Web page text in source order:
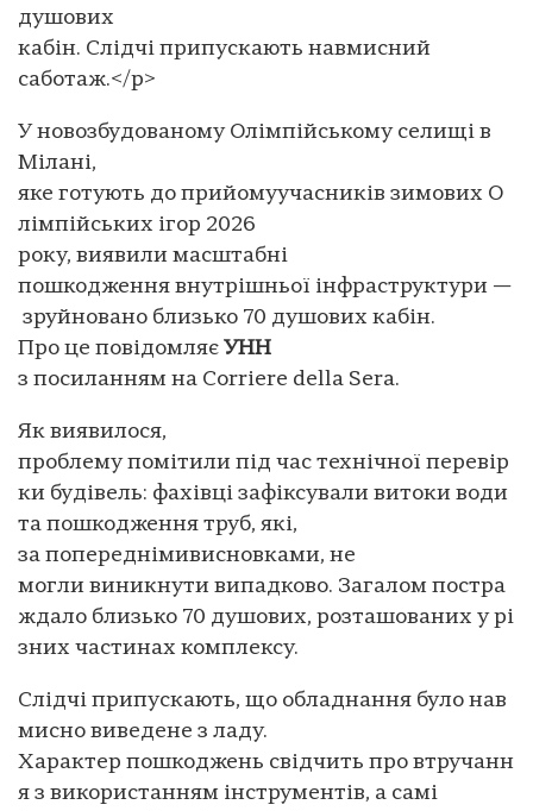
душових
кабін. Слідчі припускають навмисний
саботаж.</p>
У новозбудованому Олімпійському селищі в
Мілані,
яке готують до прийомуучасників зимових О
лімпійських ігор 2026
року, виявили масштабні
пошкодження внутрішньої інфраструктури —
зруйновано близько 70 душових кабін.
Про це повідомляє УНН
з посиланням на Corriere della Sera.
Як виявилося,
проблему помітили під час технічної перевір
ки будівель: фахівці зафіксували витоки води
та пошкодження труб, які,
за попереднімивисновками, не
могли виникнути випадково. Загалом постра
ждало близько 70 душових, розташованих у рі
зних частинах комплексу.
Слідчі припускають, що обладнання було нав
мисно виведене з ладу.
Характер пошкоджень свідчить про втручанн
я з використанням інструментів, а самі